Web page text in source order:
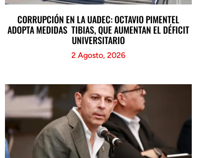
CORRUPCIÓN EN LA UADEC: OCTAVIO PIMENTEL
ADOPTA MEDIDAS TIBIAS, QUE AUMENTAN EL DÉFICIT
UNIVERSITARIO
2 Agosto, 2026